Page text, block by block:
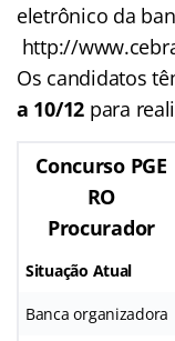
eletrônico da
http://
Os candidatos
a 10/12 para
Concurso PGE
RO
Procurador
Situação Atual
Banca organizadora